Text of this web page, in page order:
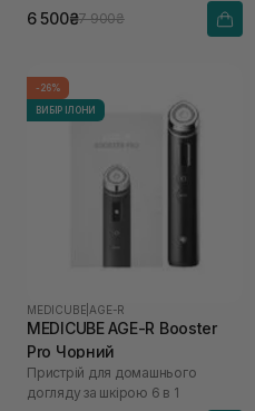
6 500₴7 900₴
-26%
ВИБІР ІЛОНИ
MEDICUBE AGE-R
MEDICUBE AGE-R Booster
Pro Чорний
Пристрій для домашнього
догляду за шкірою 6 в 1